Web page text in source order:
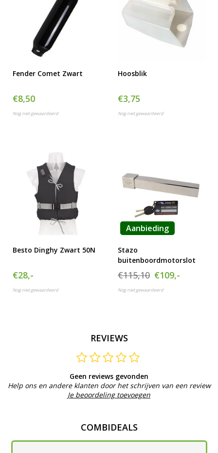
Fender Comet Zwart
€8,50
Nog niet gewaardeerd
Hoosblik
€3,75
Nog niet gewaardeerd
Besto Dinghy Zwart 50N
€28,-
Nog niet gewaardeerd
Aanbieding
Stazo
buitenboordmotorslot
€115,10 €109,-
Nog niet gewaardeerd
REVIEWS
Geen reviews gevonden
Help ons en andere klanten door het schrijven van een review
Je beoordeling toevoegen
COMBIDEALS